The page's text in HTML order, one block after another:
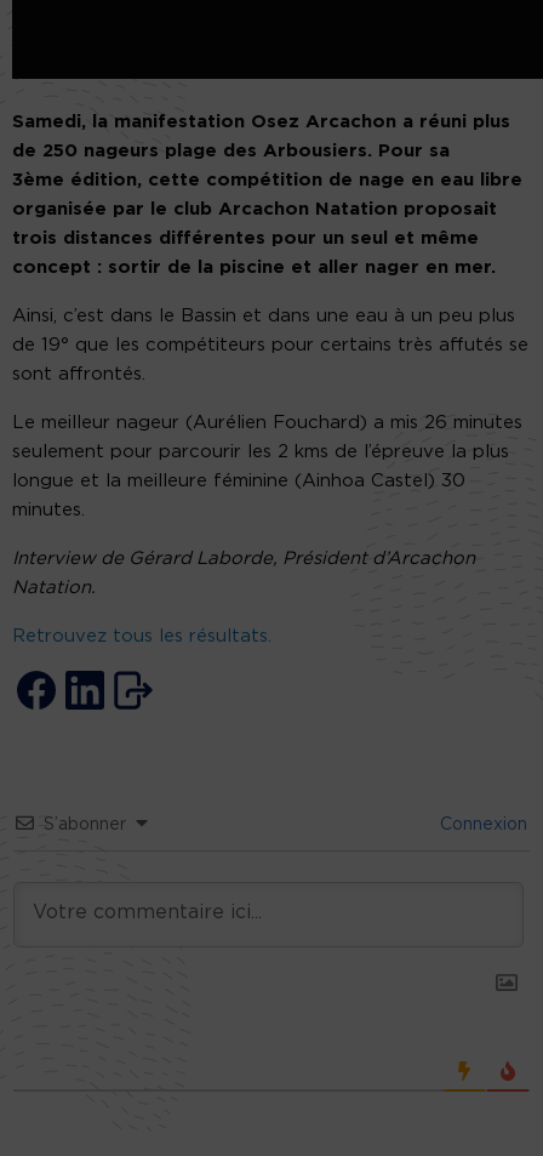
Samedi, la manifestation Osez Arcachon a réuni plus
de 250 nageurs plage des Arbousiers. Pour sa
3ème édition, cette compétition de nage en eau libre
organisée par le club Arcachon Natation proposait
trois distances différentes pour un seul et même
concept : sortir de la piscine et aller nager en mer.
Ainsi, c’est dans le Bassin et dans une eau à un peu plus
de 19° que les compétiteurs pour certains très affutés se
sont affrontés.
Le meilleur nageur (Aurélien Fouchard) a mis 26 minutes
seulement pour parcourir les 2 kms de l’épreuve la plus
longue et la meilleure féminine (Ainhoa Castel) 30
minutes.
Interview de Gérard Laborde, Président d’Arcachon
Natation.
Retrouvez tous les résultats.
S’abonner Connexion